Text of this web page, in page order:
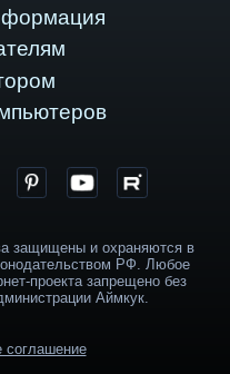
защищены и охраняются в
РФ. Любое
проекта запрещено без
Аймкук.
соглашение